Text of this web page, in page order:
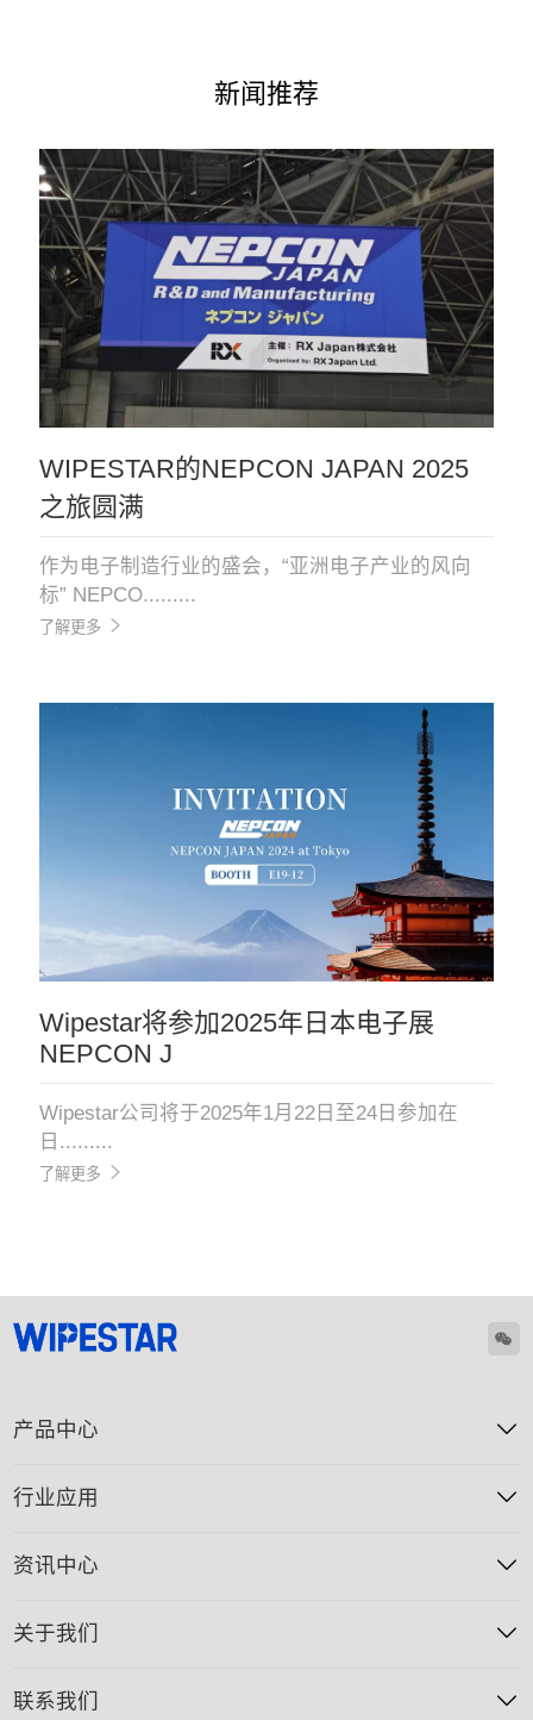
新闻推荐
WIPESTAR的NEPCON JAPAN 2025
之旅圆满
作为电子制造行业的盛会，“亚洲电子产业的风向
标” NEPCO.........
了解更多
Wipestar将参加2025年日本电子展
NEPCON J
Wipestar公司将于2025年1月22日至24日参加在
日.........
了解更多
产品中心
行业应用
资讯中心
关于我们
联系我们